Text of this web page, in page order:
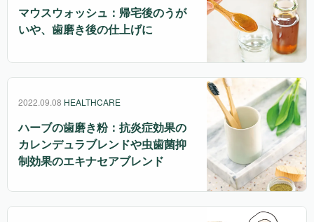
マウスウォッシュ：帰宅後のうが
いや、歯磨き後の仕上げに
2022.09.08 HEALTHCARE
ハーブの歯磨き粉：抗炎症効果の
カレンデュラブレンドや虫歯菌抑
制効果のエキナセアブレンド